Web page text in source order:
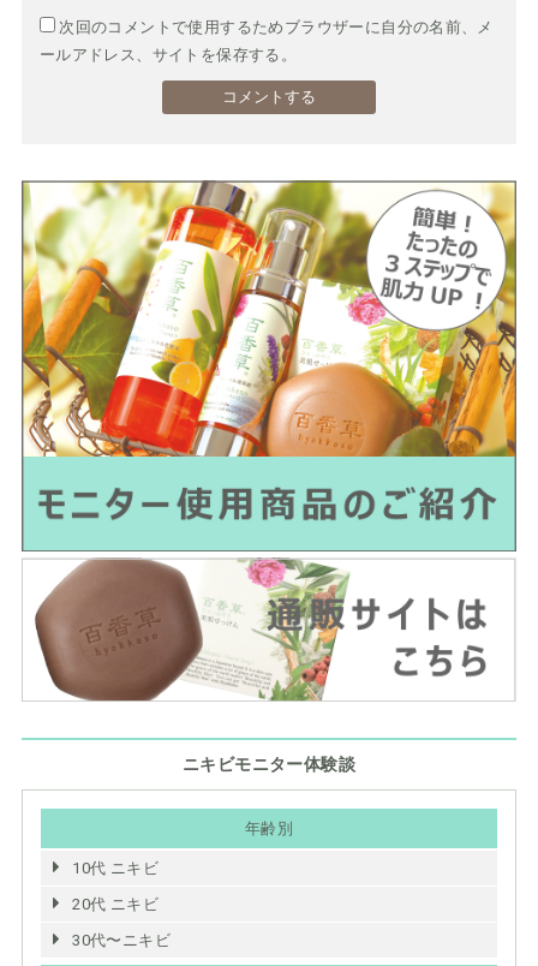
次回のコメントで使用するためブラウザーに自分の名前、メ
ールアドレス、サイトを保存する。
ニキビモニター体験談
年齢別
10代 ニキビ
20代 ニキビ
30代〜ニキビ